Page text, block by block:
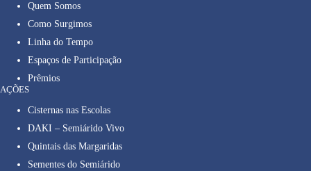
Quem Somos
Como Surgimos
Linha do Tempo
Espaços de Participação
Prêmios
AÇÕES
Cisternas nas Escolas
DAKI – Semiárido Vivo
Quintais das Margaridas
Sementes do Semiárido